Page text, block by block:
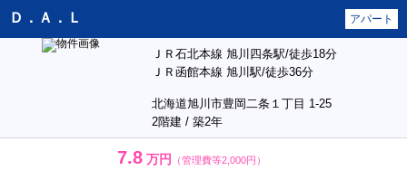
Ｄ．Ａ．Ｌ アパート
ＪＲ石北本線 旭川四条駅/徒歩18分
ＪＲ函館本線 旭川駅/徒歩36分
北海道旭川市豊岡二条１丁目 1-25
2階建 / 築2年
7.8 万円 （管理費等2,000円）